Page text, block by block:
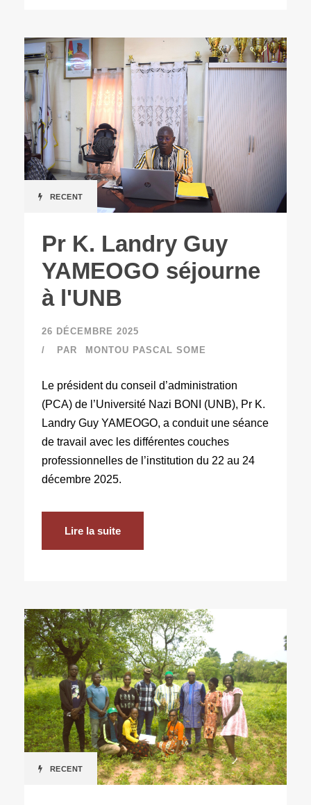
RECENT
Pr K. Landry Guy
YAMEOGO séjourne
à l'UNB
26 DÉCEMBRE 2025
PAR
MONTOU PASCAL SOME
Le président du conseil d’administration
(PCA) de l’Université Nazi BONI (UNB), Pr K.
Landry Guy YAMEOGO, a conduit une séance
de travail avec les différentes couches
professionnelles de l’institution du 22 au 24
décembre 2025.
Lire la suite
RECENT